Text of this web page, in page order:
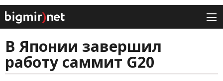
В Японии завершил
работу саммит G20